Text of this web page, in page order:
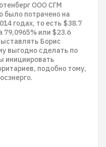
ООО СГМ
было потрачено на
годах, то есть $38.7
79,0965% или $23.6
Борис
выгодно сделать по
инициировать
подобно тому,